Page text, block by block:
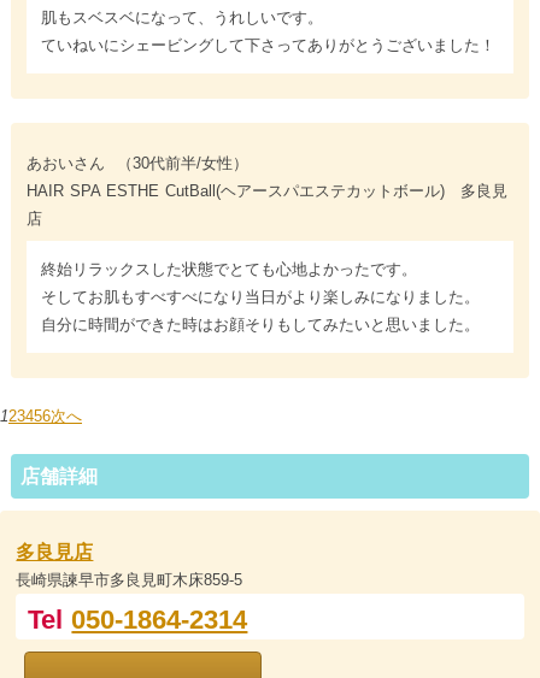
肌もスベスベになって、うれしいです。
ていねいにシェービングして下さってありがとうございました！
あおいさん
（30代前半/女性）
HAIR SPA ESTHE CutBall(ヘアースパエステカットボール) 多良見
店
終始リラックスした状態でとても心地よかったです。
そしてお肌もすべすべになり当日がより楽しみになりました。
自分に時間ができた時はお顔そりもしてみたいと思いました。
123456次へ
店舗詳細
多良見店
長崎県諫早市多良見町木床859-5
Tel050-1864-2314